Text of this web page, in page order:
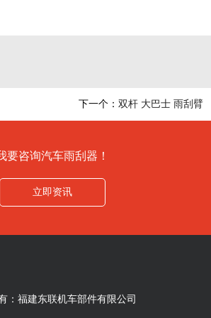
下一个： 双杆 大巴士 雨刮臂
要咨询汽车雨刮器！
立即资讯
：福建东联机车部件有限公司